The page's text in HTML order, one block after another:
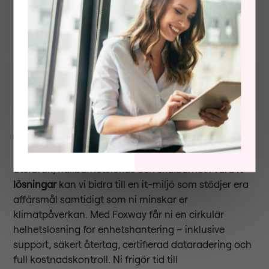
Foxway erbjuder cirkulära
helhetslösningar som ert bolag
kan växa med
Foxway är ett modernt IT företag som erbjuder
cirkulära helhetslösningar som hjälper er
verksamhet att få kontroll över er it-miljö. Genom att
kombinera hårdvara, it asset management,
återbruk, hållbarhetsfokus och skalbarhet i vårait
lösningarkan vi bidra till en it-miljö som stödjer era
affärsmål samtidigt som ni minskar er
klimatpåverkan. Med Foxway får ni en cirkulär
helhetslösning för enhetshantering – inklusive
support, säkert återtag, certifierad dataradering och
full kostnadskontroll. Ni frigör tid till